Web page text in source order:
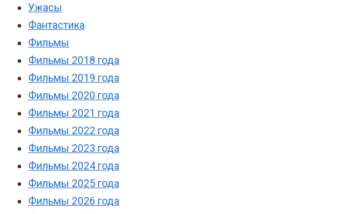
Ужасы
Фантастика
Фильмы
Фильмы 2018 года
Фильмы 2019 года
Фильмы 2020 года
Фильмы 2021 года
Фильмы 2022 года
Фильмы 2023 года
Фильмы 2024 года
Фильмы 2025 года
Фильмы 2026 года